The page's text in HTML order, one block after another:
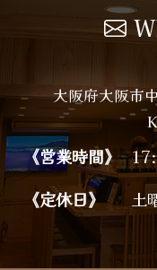
大阪府大阪市
《営業時間》
《定休日》 土